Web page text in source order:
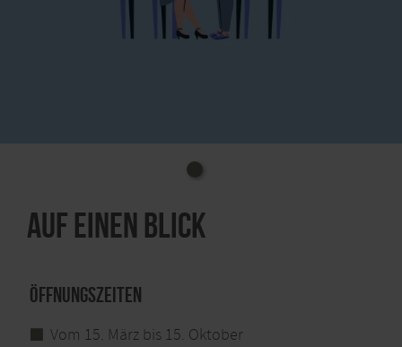
Auf einen Blick
Öffnungszeiten
Vom 15. März bis 15. Oktober